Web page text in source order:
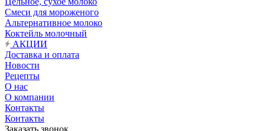
Смеси для мороженого
Альтернативное молоко
Коктейль молочный
АКЦИИ
Доставка и оплата
Новости
Рецепты
О нас
О компании
Контакты
Контакты
Заказать звонок